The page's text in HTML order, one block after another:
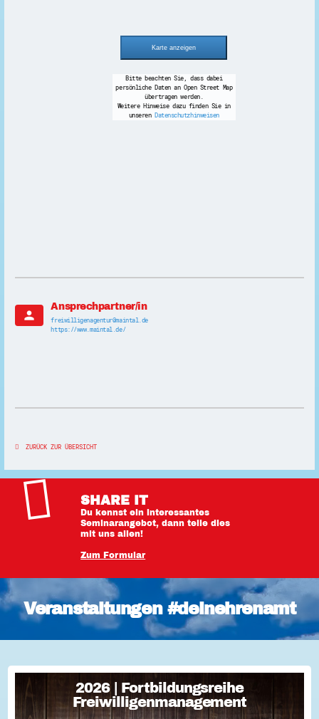
Bitte beachten Sie, dass dabei
persönliche Daten an Open Street Map
übertragen werden.
Weitere Hinweise dazu finden Sie in
unseren Datenschutzhinweisen
person
Ansprechpartner/in
freiwilligenagentur@maintal.de
https://www.maintal.de/
ZURÜCK ZUR ÜBERSICHT
SHARE IT
Du kennst ein interessantes
Seminarangebot, dann teile dies
mit uns allen!
Zum Formular
Veranstaltungen #deinehrenamt
2026 | Fortbildungsreihe
Freiwilligenmanagement
2026 | Fortbildungsreihe
Freiwilligenmanagement